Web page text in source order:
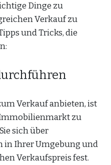
Dinge zu
Verkauf zu
und Tricks, die
Verkauf anbieten, ist
zu
sich über
in Ihrer Umgebung und
Verkaufspreis fest.